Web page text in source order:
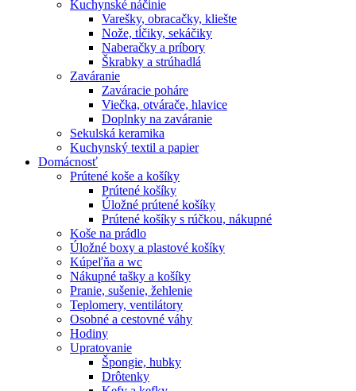
Kuchynské náčinie
Varešky, obracačky, kliešte
Nože, tĺčiky, sekáčiky
Naberačky a príbory
Škrabky a strúhadlá
Zaváranie
Zaváracie poháre
Viečka, otvárače, hlavice
Doplnky na zaváranie
Sekulská keramika
Kuchynský textil a papier
Domácnosť
Prútené koše a košíky
Prútené košíky
Úložné prútené košíky
Prútené košíky s rúčkou, nákupné
Koše na prádlo
Úložné boxy a plastové košíky
Kúpeľňa a wc
Nákupné tašky a košíky
Pranie, sušenie, žehlenie
Teplomery, ventilátory
Osobné a cestovné váhy
Hodiny
Upratovanie
Špongie, hubky
Drôtenky